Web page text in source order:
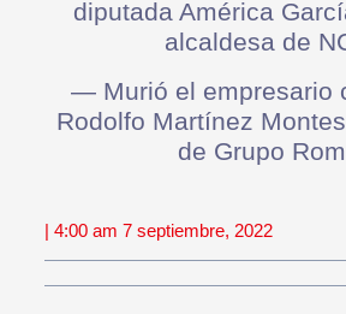
diputada América
alcaldesa de
— Murió el empresario
Rodolfo Martínez
de Grupo
| 4:00 am 7 septiembre, 2022